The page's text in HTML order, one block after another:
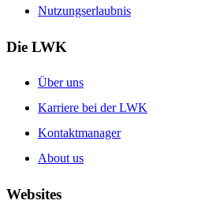
Nutzungserlaubnis
Die LWK
Über uns
Karriere bei der LWK
Kontaktmanager
About us
Websites